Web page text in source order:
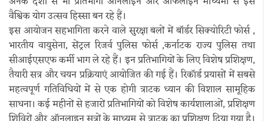
वैश्विक योग उत्सव हिस्सा बन रहे हैं।
इस आयोजन सहभागिता करने वाले सुरक्षा बलों में बॉर्डर सिक्योरिटी फोर्स ,
भारतीय वायुसेना, सेंट्रल रिजर्व पुलिस फोर्स ,कर्नाटक राज्य पुलिस तथा
सीआईएसएफ कर्मी भाग ले रहे हैं। इन प्रतिभागियों के लिए विशेष प्रशिक्षण,
तैयारी सत्र और चयन प्रक्रियाएं आयोजित की गई हैं। रिकॉर्ड प्रयासों में सबसे
महत्वपूर्ण गतिविधियों में से एक होगी त्राटक ध्यान की विशाल सामूहिक
साधना। कई महीनों से हजारों प्रतिभागियों को विशेष कार्यशालाओं, प्रशिक्षण